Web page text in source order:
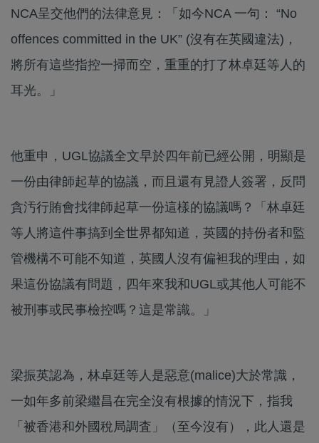
NCA呈交他們的法律意見：「如今NCA 一句： “No
offences committed in the UK” (沒有在英國違法)，
將所有這些指控一掃而空，重重的打了林卓廷等人的
耳光。」
他重申，UGL協議全文早於四年前已經公開，明顯是
一份由律師起草的協議，而且還有見證人簽署，反問
貪汚行賄會找律師起草一份這樣的協議嗎？「林卓廷
等人將這件事搞到全世界都知道，英國的持份者和監
管機構不可能不知道，英國人沒有偏袒我的理由，如
果這份協議有問題，四年來我和UGL或其他人可能不
被刑事或民事檢控嗎？這是常識。」
梁振英認為，林卓廷等人是惡意(malice)大於常識，
一如年多前梁繼昌在完全沒有根據的情況下，指我
「被香港和外國稅局調査」（至今沒有），此人還是